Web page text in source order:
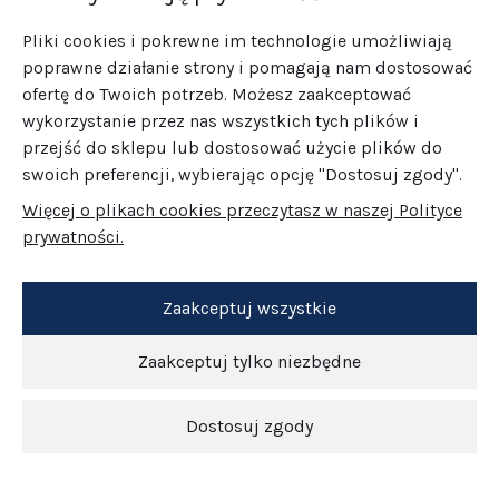
Na jakie okazje pasują klipsy?
Klipsy sprawdzą się zarówno na co dzień, jak i
podczas eleganckich wyjść. Modele minimalistyczne
pasują do casualowych stylizacji, natomiast ozdobne
klipsy idealnie dopełnią wieczorową kreację.
Czy klipsy nie spadają z uszu?
Dobrze dobrane klipsy trzymają się ucha stabilnie.
Dzięki mechanizmom regulującym siłę zacisku
unikając dyskomfortu i ryzyka zsunięcia.
Czy klipsy mogą podrażniać skórę?
noszone zgodnie z zaleceniami, nie powinny
srebra lub stali chirurgicznej, zwłaszcza przy
Pliki cookies i pokrewne im technologie umożliwiają
poprawne działanie strony i pomagają nam dostosować
ofertę do Twoich potrzeb. Możesz zaakceptować
wykorzystanie przez nas wszystkich tych plików i
przejść do sklepu lub dostosować użycie plików do
swoich preferencji, wybierając opcję "Dostosuj zgody".
Więcej o plikach cookies przeczytasz w naszej Polityce
prywatności.
Zaakceptuj tylko niezbędne
Dostosuj zgody
Zaakceptuj wszystkie